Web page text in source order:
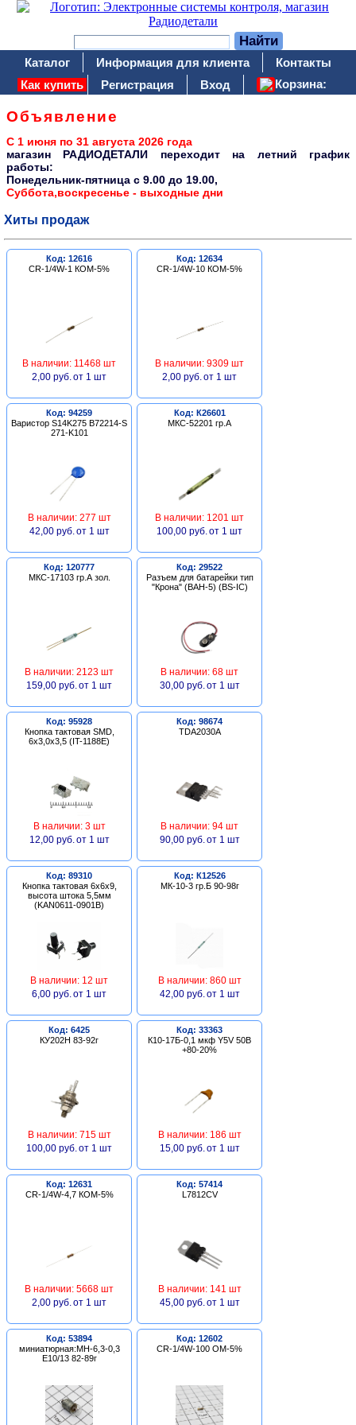
Каталог Информация для клиента
Контакты
Как купить
Регистрация Вход Корзина:
Объявление
С 1 июня по 31 августа 2026 года
магазин РАДИОДЕТАЛИ переходит на летний график
работы:
Понедельник-пятница c 9.00 до 19.00,
Суббота,воскресенье - выходные дни
Хиты продаж
Код: 12616
CR-1/4W-1 КОМ-5%
В наличии: 11468 шт
2,00 руб. от 1 шт
Код: 12634
CR-1/4W-10 КОМ-5%
В наличии: 9309 шт
2,00 руб. от 1 шт
Код: 94259
Варистор S14K275 B72214-S
271-K101
В наличии: 277 шт
42,00 руб. от 1 шт
Код: К26601
МКС-52201 гр.А
В наличии: 1201 шт
100,00 руб. от 1 шт
Код: 120777
МКС-17103 гр.А зол.
В наличии: 2123 шт
159,00 руб. от 1 шт
Код: 29522
Разъем для батарейки тип
"Крона" (BAH-5) (BS-IC)
В наличии: 68 шт
30,00 руб. от 1 шт
Код: 95928
Кнопка тактовая SMD,
6х3,0х3,5 (IT-1188E)
В наличии: 3 шт
12,00 руб. от 1 шт
Код: 98674
TDA2030A
В наличии: 94 шт
90,00 руб. от 1 шт
Код: 89310
Кнопка тактовая 6х6х9,
высота штока 5,5мм
(KAN0611-0901B)
В наличии: 12 шт
6,00 руб. от 1 шт
Код: К12526
МК-10-3 гр.Б 90-98г
В наличии: 860 шт
42,00 руб. от 1 шт
Код: 6425
КУ202Н 83-92г
В наличии: 715 шт
100,00 руб. от 1 шт
Код: 33363
К10-17Б-0,1 мкф Y5V 50В
+80-20%
В наличии: 186 шт
15,00 руб. от 1 шт
Код: 12631
CR-1/4W-4,7 КОМ-5%
В наличии: 5668 шт
2,00 руб. от 1 шт
Код: 57414
L7812CV
В наличии: 141 шт
45,00 руб. от 1 шт
Код: 53894
миниатюрная:МН-6,3-0,3
Е10/13 82-89г
Код: 12602
CR-1/4W-100 ОМ-5%